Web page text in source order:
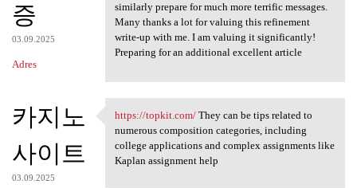
증
03.09.2025
Adres
similarly prepare for much more terrific messages.
Many thanks a lot for valuing this refinement
write-up with me. I am valuing it significantly!
Preparing for an additional excellent article
카지노
사이트
03.09.2025
https://topkit.com/ They can
https://topkit.com/They can be tips related to
numerous composition categories, including
college applications and complex assignments like
Kaplan assignment help